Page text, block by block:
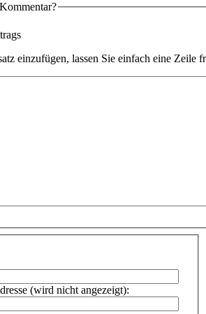
einzufügen, lassen Sie einfach eine Zeile
(wird nicht angezeigt):